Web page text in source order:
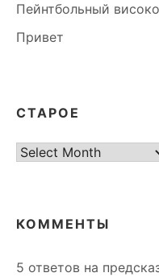
Пейнтбольный
Привет
СТАРОЕ
старое
КОММЕНТЫ
5 ответов на